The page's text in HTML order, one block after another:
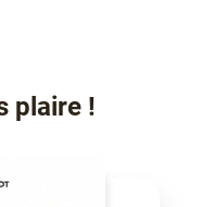
plaire !